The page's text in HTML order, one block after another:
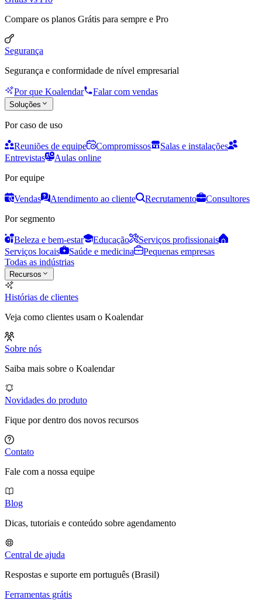
Compare os planos Grátis para sempre e Pro
Segurança
Segurança e conformidade de nível empresarial
Por que Koalendar Falar com vendas
Soluções
Por caso de uso
Reuniões de equipe Compromissos
Salas e instalações
Entrevistas
Aulas online
Por equipe
Vendas Atendimento ao cliente Recrutamento
Consultores
Por segmento
Beleza e bem-estar Educação
Serviços profissionais
Serviços locais
Saúde e medicina
Pequenas empresas
Todas as indústrias
Recursos
Histórias de clientes
Veja como clientes usam o Koalendar
Sobre nós
Saiba mais sobre o Koalendar
Novidades do produto
Fique por dentro dos novos recursos
Contato
Fale com a nossa equipe
Blog
Dicas, tutoriais e conteúdo sobre agendamento
Central de ajuda
Respostas e suporte em português (Brasil)
Ferramentas grátis